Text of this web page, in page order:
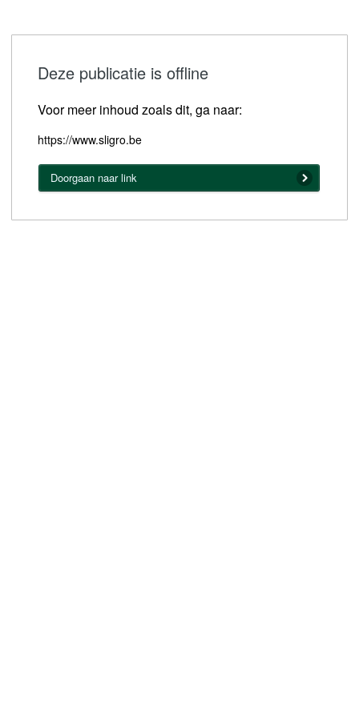
Deze publicatie is offline
Voor meer inhoud zoals dit, ga naar:
https://www.sligro.be
Doorgaan naar link